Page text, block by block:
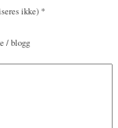
ikke) *
/ blogg